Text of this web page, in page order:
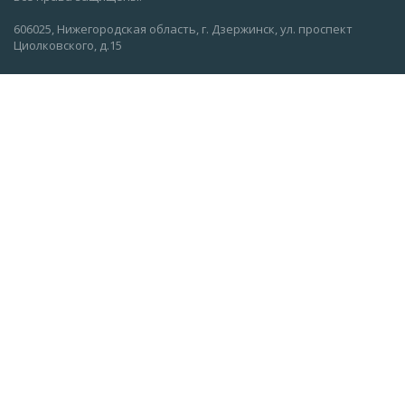
606025, Нижегородская область, г. Дзержинск, ул. проспект
Циолковского, д.15